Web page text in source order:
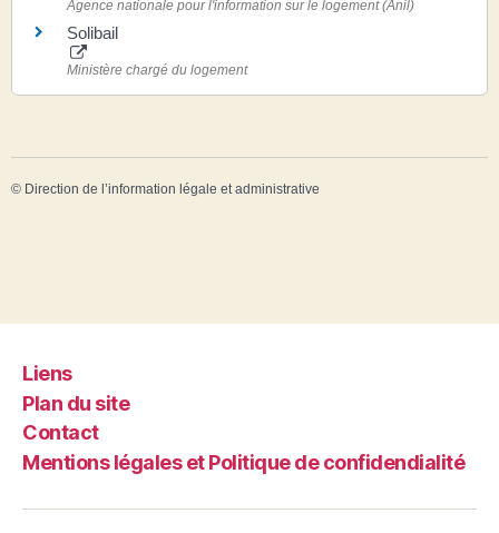
Agence nationale pour l'information sur le logement (Anil)
Solibail
Ministère chargé du logement
© Direction de l’information légale et administrative
Liens
Plan du site
Contact
Mentions légales et Politique de confidendialité